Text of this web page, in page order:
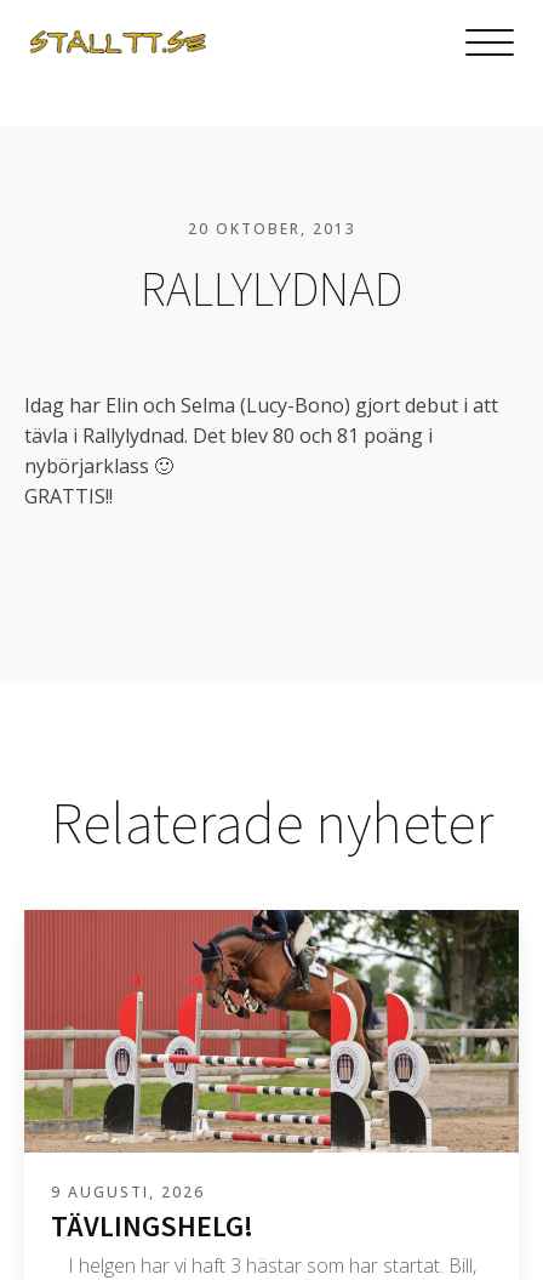
20 OKTOBER, 2013
RALLYLYDNAD
Idag har Elin och Selma (Lucy-Bono) gjort debut i att
tävla i Rallylydnad. Det blev 80 och 81 poäng i
nybörjarklass 🙂
GRATTIS!!
Relaterade nyheter
9 AUGUSTI, 2026
TÄVLINGSHELG!
I helgen har vi haft 3 hästar som har startat. Bill,